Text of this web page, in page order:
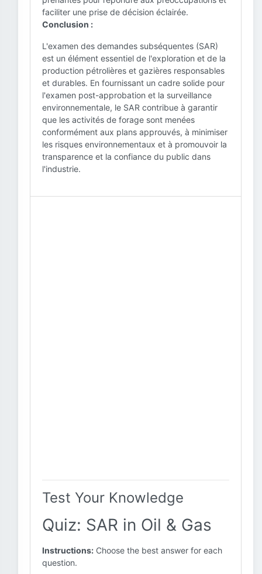
faciliter une prise de décision éclairée.
Conclusion :
L'examen des demandes subséquentes (SAR)
est un élément essentiel de l'exploration et de la
production pétrolières et gazières responsables
et durables. En fournissant un cadre solide pour
l'examen post-approbation et la surveillance
environnementale, le SAR contribue à garantir
que les activités de forage sont menées
conformément aux plans approuvés, à minimiser
les risques environnementaux et à promouvoir la
transparence et la confiance du public dans
l'industrie.
Test Your Knowledge
Quiz: SAR in Oil & Gas
Instructions: Choose the best answer for each
question.